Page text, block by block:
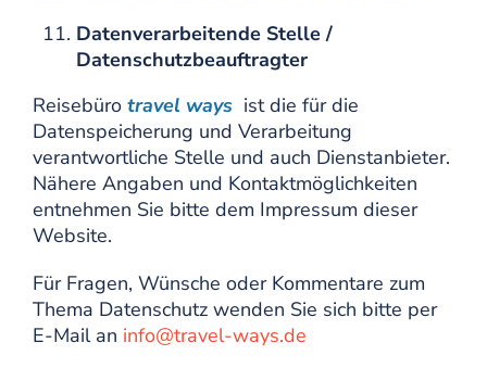
Datenverarbeitende Stelle /
Datenschutzbeauftragter
Reisebüro travel ways ist die für die
Datenspeicherung und Verarbeitung
verantwortliche Stelle und auch Dienstanbieter.
Nähere Angaben und Kontaktmöglichkeiten
entnehmen Sie bitte dem Impressum dieser
Website.
Für Fragen, Wünsche oder Kommentare zum
Thema Datenschutz wenden Sie sich bitte per
E-Mail an info@travel-ways.de